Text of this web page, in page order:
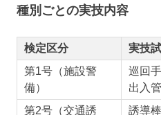
種別ごとの実技内容
検定区分
実技
第1号（施設警
備）
巡回
出入
第2号（交通誘
誘導